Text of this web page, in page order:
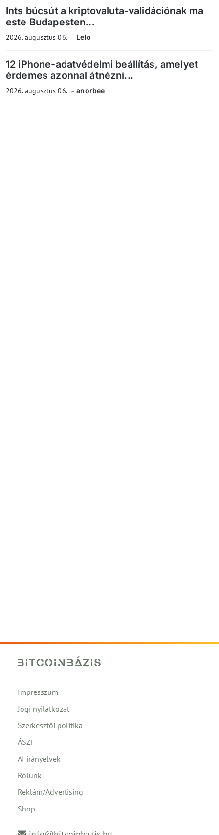
Ints búcsút a kriptovaluta-validációnak ma
este Budapesten...
2026. augusztus 06. Lelo
12 iPhone-adatvédelmi beállítás, amelyet
érdemes azonnal átnézni...
2026. augusztus 06. anorbee
Impresszum
Jogi nyilatkozat
Szerkesztői politika
ÁSZF
AI irányelvek
Rólunk
Reklám/Advertising
Shop